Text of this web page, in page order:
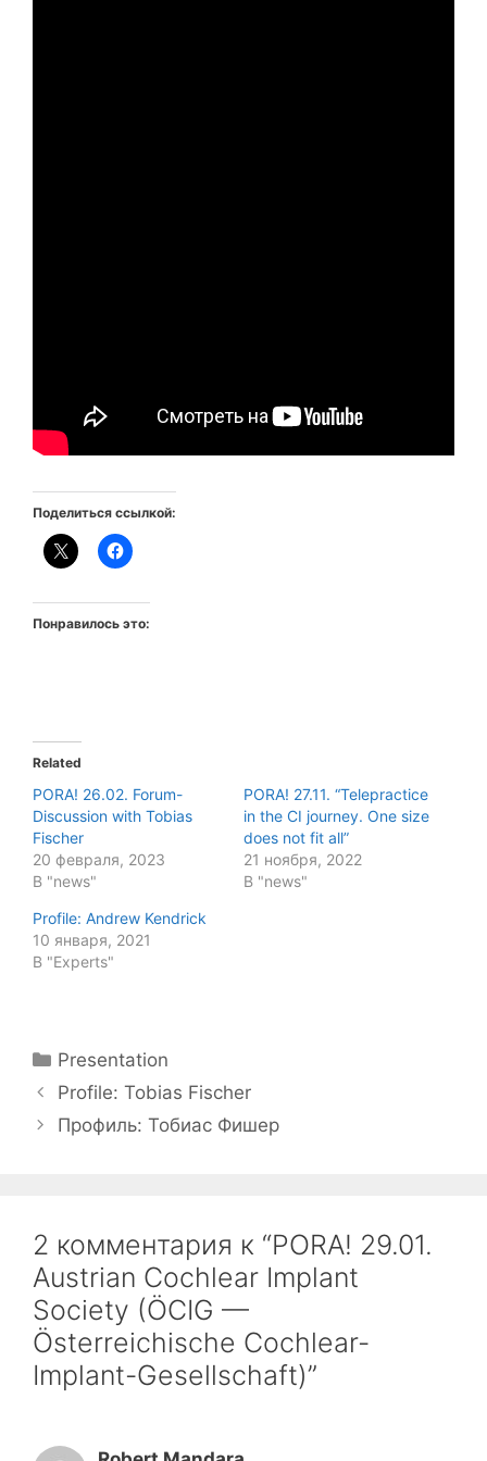
Поделиться ссылкой:
Понравилось это:
Related
PORA! 26.02. Forum-
Discussion with Tobias
Fischer
20 февраля, 2023
В "news"
PORA! 27.11. “Telepractice
in the CI journey. One size
does not fit all”
21 ноября, 2022
В "news"
Profile: Andrew Kendrick
10 января, 2021
В "Experts"
Рубрики
Presentation
Profile: Tobias Fischer
Профиль: Тобиас Фишер
2 комментария к “PORA! 29.01.
Austrian Cochlear Implant
Society (ÖCIG —
Österreichische Cochlear-
Implant-Gesellschaft)”